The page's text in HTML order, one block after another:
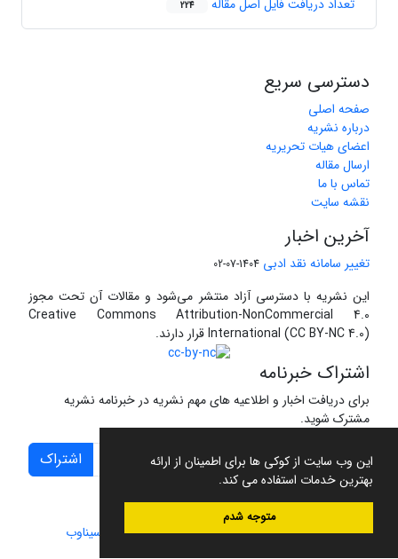
این وب سایت از کوکی ها برای اطمینان از ارائه
بهترین خدمات استفاده می کند.
متوجه شدم
تعداد دریافت فایل اصل مقاله 224
دسترسی سریع
صفحه اصلی
درباره نشریه
اعضای هیات تحریریه
ارسال مقاله
تماس با ما
نقشه سایت
آخرین اخبار
تغییر سامانه نقد ادبی 1404-07-02
این نشریه با دسترسی آزاد منتشر می‌شود و مقالات آن تحت مجوز
Creative Commons Attribution-NonCommercial 4.0
International (CC BY-NC 4.0) قرار دارند.
اشتراک خبرنامه
برای دریافت اخبار و اطلاعیه های مهم نشریه در خبرنامه نشریه
مشترک شوید.
اشتراک
سامانه مدیریت نشریات علمی.طراحی و پیاده سازی از سیناوب